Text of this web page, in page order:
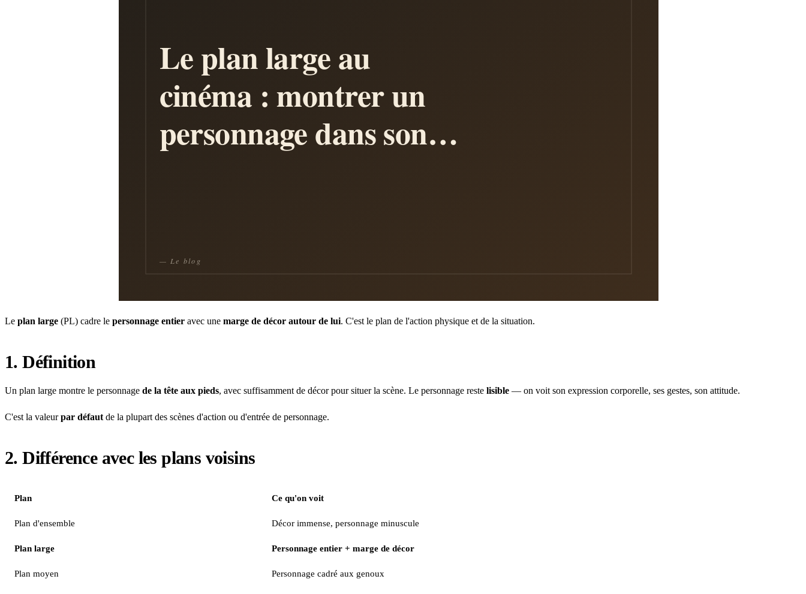
Le plan large (PL) cadre le personnage entier avec une marge de décor autour de lui. C'est le plan de l'action physique et de la situation.
1. Définition
Un plan large montre le personnage de la tête aux pieds, avec suffisamment de décor pour situer la scène. Le personnage reste lisible — on voit son expression corporelle, ses gestes, son attitude.
C'est la valeurpar défaut de la plupart des scènes d'action ou d'entrée de personnage.
2. Différence avec les plans voisins
Plan Ce qu'on voit
Plan d'ensemble Décor immense, personnage minuscule
Plan large Personnage entier + marge de décor
Plan moyen Personnage cadré aux genoux